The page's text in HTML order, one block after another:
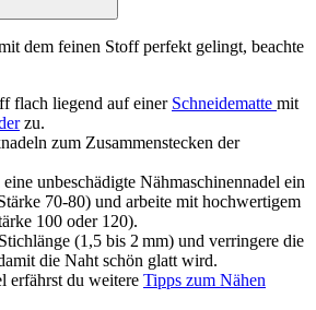
dem feinen Stoff perfekt gelingt, beachte
flach liegend auf einer Schneidematte mit
zu.
zum Zusammenstecken der
unbeschädigte Nähmaschinennadel ein
70-80) und arbeite mit hochwertigem
100 oder 120).
(1,5 bis 2 mm) und verringere die
die Naht schön glatt wird.
erfährst du weitere Tipps zum Nähen